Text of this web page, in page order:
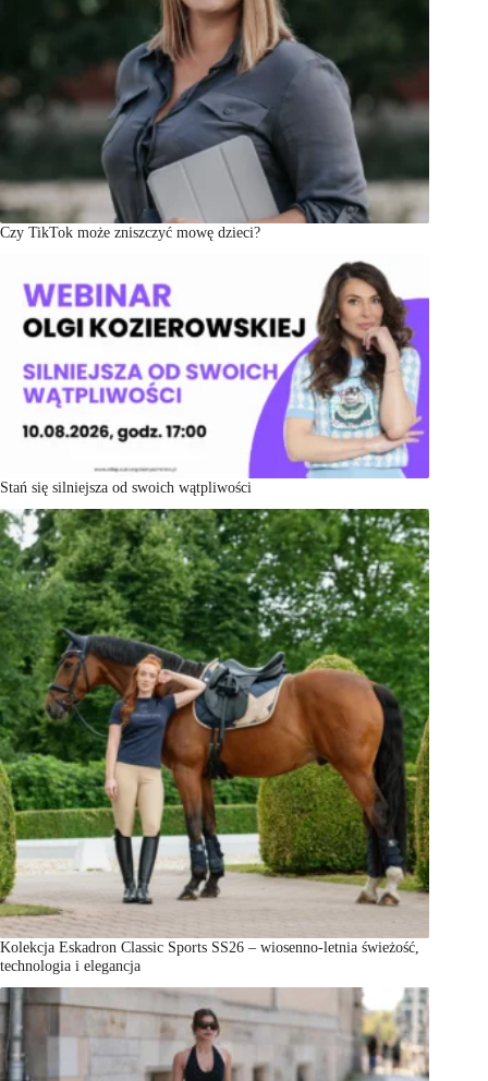
Czy TikTok może zniszczyć mowę dzieci?
Stań się silniejsza od swoich wątpliwości
Kolekcja Eskadron Classic Sports SS26 – wiosenno-letnia świeżość,
technologia i elegancja